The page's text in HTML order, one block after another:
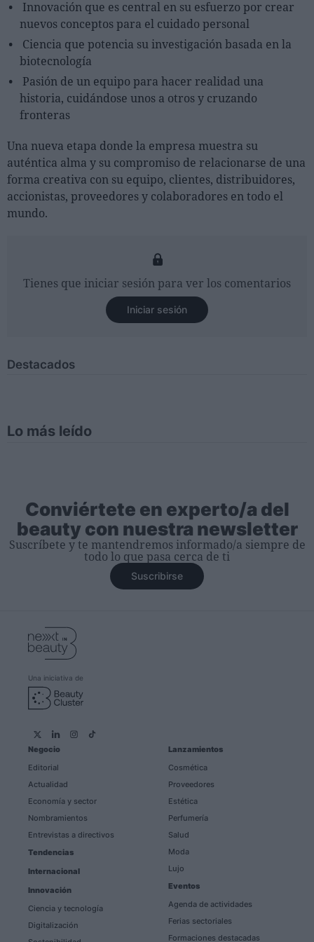
Innovación que es central en su esfuerzo por crear
nuevos conceptos para el cuidado personal
Ciencia que potencia su investigación basada en la
biotecnología
Pasión de un equipo para hacer realidad una
historia, cuidándose unos a otros y cruzando
fronteras
Una nueva etapa donde la empresa muestra su
auténtica alma y su compromiso de relacionarse de una
forma creativa con su equipo, clientes, distribuidores,
accionistas, proveedores y colaboradores en todo el
mundo.
Tienes que iniciar sesión para ver los comentarios
Iniciar sesión
Destacados
Lo más leído
Conviértete en experto/a del
beauty con nuestra newsletter
Suscríbete y te mantendremos informado/a siempre de
todo lo que pasa cerca de ti
Suscribirse
Una iniciativa de
Negocio
Editorial
Actualidad
Economía y sector
Nombramientos
Entrevistas a directivos
Tendencias
Internacional
Innovación
Ciencia y tecnología
Digitalización
Lanzamientos
Cosmética
Proveedores
Estética
Perfumería
Salud
Moda
Lujo
Eventos
Agenda de actividades
Ferias sectoriales
Formaciones destacadas